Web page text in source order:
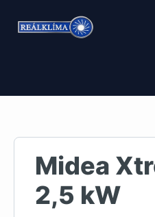
Midea
2,5 kW